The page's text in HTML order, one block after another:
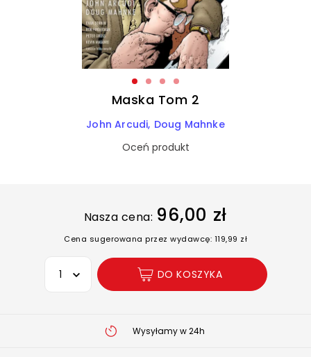
Maska Tom 2
John Arcudi Doug Mahnke
Oceń produkt
Nasza cena: 96,00 zł
Cena sugerowana przez wydawcę: 119,99 zł
Wybierz opcję
DO KOSZYKA
Wysyłamy w 24h